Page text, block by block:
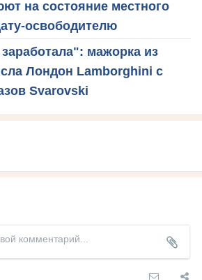
на состояние местного
освободителю
мажорка из
Лондон Lamborghini с
Svarovski